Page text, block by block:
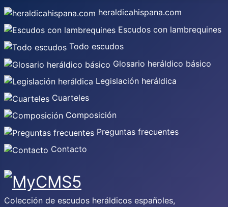
heraldicahispana.com
Escudos con lambrequines
Todo escudos
Glosario heráldico básico
Legislación heráldica
Cuarteles
Composición
Preguntas frecuentes
Contacto
Colección de escudos heráldicos españoles,